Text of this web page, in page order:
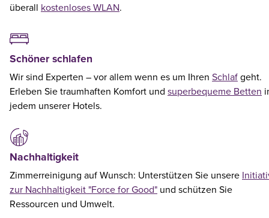
überall kostenloses WLAN.
Schöner schlafen
Wir sind Experten – vor allem wenn es um Ihren Schlaf geht.
Erleben Sie traumhaften Komfort und superbequeme Betten
jedem unserer Hotels.
Nachhaltigkeit
Zimmerreinigung auf Wunsch: Unterstützen Sie unsere
zur Nachhaltigkeit "Force for Good" und schützen Sie
Ressourcen und Umwelt.